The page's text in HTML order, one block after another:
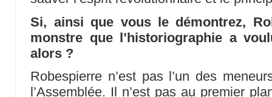
Si, ainsi que vous le démontrez,
monstre que l’historiographie a
alors ?
Robespierre n’est pas l’un des
l’Assemblée. Il n’est pas au premier